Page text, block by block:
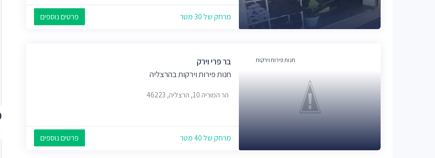
מרחק של 30 מטר פרטים נוספים
חנות פירות וירקות
בר פרי וירק
חנות פירות וירקות בהרצליה
הר המוריה 10, הרצליה, 46223
מרחק של 40 מטר פרטים נוספים